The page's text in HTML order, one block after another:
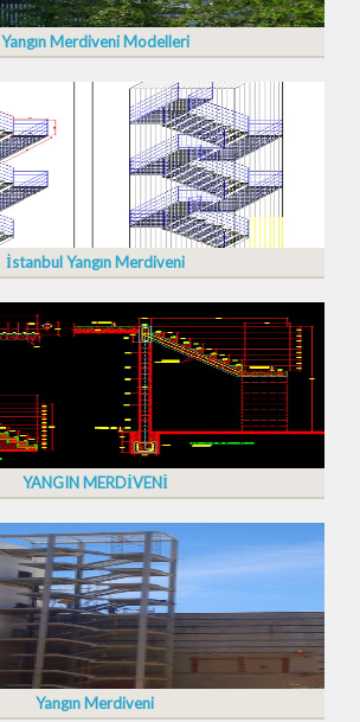
Yangın Merdiveni Modelleri
İstanbul Yangın Merdiveni
YANGIN MERDİVENİ
Yangın Merdiveni